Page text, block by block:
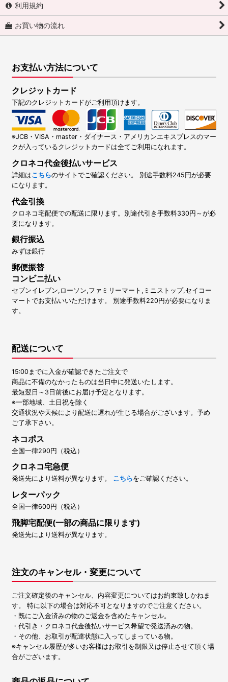
利用規約
お買い物の流れ
お支払い方法について
クレジットカード
下記のクレジットカードがご利用頂けます。
※JCB・VISA・master・ダイナース・アメリカンエキスプレスのマー
クが入っているクレジットカードは全てご利用になれます。
クロネコ代金後払いサービス
詳細はこちらのサイトでご確認ください。 別途手数料245円が必要
になります。
代金引換
クロネコ宅配便での配送に限ります。別途代引き手数料330円～が必
要になります。
銀行振込
みずほ銀行
郵便振替
コンビニ払い
セブンイレブン,ローソン,ファミリーマート,ミニストップ,セイコー
マートでお支払いいただけます。 別途手数料220円が必要になりま
す。
配送について
15:00までに入金が確認できたご注文で
商品に不備のなかったものは当日中に発送いたします。
最短翌日～3日前後にお届け予定となります。
※一部地域、土日祝を除く
交通状況や天候により配送に遅れが生じる場合がございます。予め
ご了承下さい。
ネコポス
全国一律290円（税込）
クロネコ宅急便
発送先により送料が異なります。 こちらをご確認ください。
レターパック
全国一律600円（税込）
飛脚宅配便(一部の商品に限ります)
発送先により送料が異なります。
注文のキャンセル・変更について
ご注文確定後のキャンセル、内容変更についてはお約束致しかねま
す。 特に以下の場合は対応不可となりますのでご注意ください。
・既にご入金済みの物のご返金を含めたキャンセル。
・代引き・クロネコ代金後払いサービス希望で発送済みの物。
・その他、お取引が配達状態に入ってしまっている物。
※キャンセル履歴が多いお客様はお取引を制限又は停止させて頂く場
合がございます。